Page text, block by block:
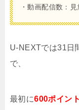
・動画配信数：
U-NEXTでは31日
で、
最初に600ポイント